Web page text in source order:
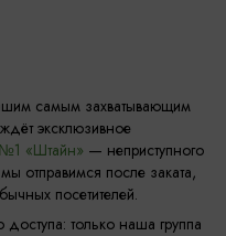
самым захватывающим
эксклюзивное
«Штайн» — неприступного
отправимся после заката,
посетителей.
доступа: только наша группа